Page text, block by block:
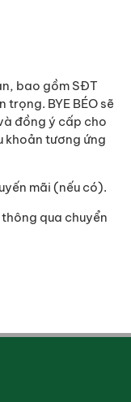
bao gồm SĐT
BYE BÉO sẽ
đồng ý cấp cho
khoản tương ứng
mãi (nếu có).
thông qua chuyển